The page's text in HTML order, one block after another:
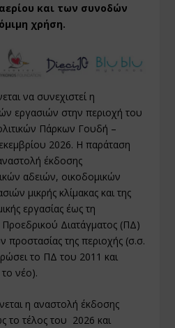
και των συνοδών
χρήση.
να συνεχιστεί η
εργασιών στην περιοχή του
Πάρκων Γουδή –
2026. Η παράταση
έκδοσης
αδειών, οικοδομικών
μικρής κλίμακας και της
εργασίας έως τη
Διατάγματος (ΠΔ)
προστασίας της περιοχής (σ.σ.
το ΠΔ του 2011 και
νέο).
η αναστολή έκδοσης
το τέλος του 2026 και